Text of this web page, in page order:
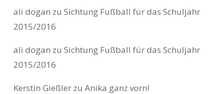
ali dogan zu Sichtung Fußball für das Schuljahr
2015/2016
ali dogan zu Sichtung Fußball für das Schuljahr
2015/2016
Kerstin Gießlerzu Anika ganz vorn!